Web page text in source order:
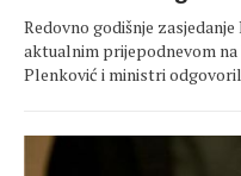
Redovno godišnje
aktualnim prijepodnevom
Plenković i ministri